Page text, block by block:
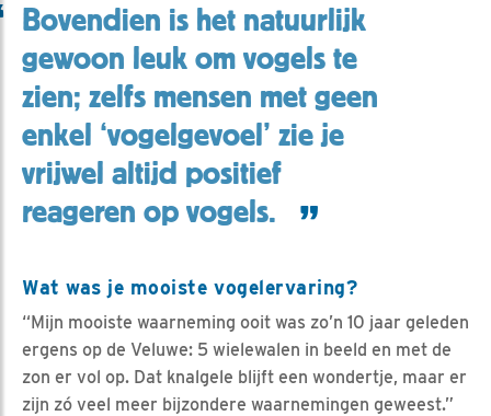
Bovendien is het natuurlijk
gewoon leuk om vogels te
zien; zelfs mensen met geen
enkel ‘vogelgevoel’ zie je
vrijwel altijd positief
reageren op vogels.
Wat was je mooiste vogelervaring?
“Mijn mooiste waarneming ooit was zo’n 10 jaar geleden
ergens op de Veluwe: 5 wielewalen in beeld en met de
zon er vol op. Dat knalgele blijft een wondertje, maar er
zijn zó veel meer bijzondere waarnemingen geweest.”